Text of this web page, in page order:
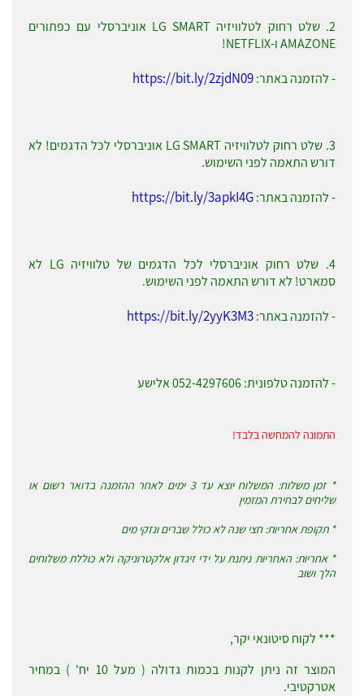
2. שלט רחוק לטלוויזיה LG SMART אוניברסלי עם כפתורים
AMAZONE ו-NETFLIX!
- להזמנה באתר:https://bit.ly/2zjdN09
3. שלט רחוק לטלוויזיה LG SMART אוניברסלי לכל הדגמים! לא
דורש התאמה לפני השימוש.
- להזמנה באתר:https://bit.ly/3apkI4G
4. שלט רחוק אוניברסלי לכל הדגמים של טלוויזיה LG לא
סמארט! לא דורש התאמה לפני השימוש.
- להזמנה באתר:https://bit.ly/2yyK3M3
- להזמנה טלפונית: 052-4297606 אלישע
התמונה להמחשה בלבד!
* זמן משלוח: המשלוח יוצא עד 3 ימים לאחר ההזמנה בדואר רשום או
שליחים לבחירת המזמין
* תקופת אחריות: חצי שנה לא כולל שברים ונזקי מים
* אחריות: האחריות ניתנת על ידי זיגדון אלקטרוניקה ולא כוללת משלוחים
הלך ושוב
*** לקוח סיטונאי יקר,
המוצר זה ניתן לקנות בכמות גדולה ( מעל 10 יח' ) במחיר
אטרקטיבי.